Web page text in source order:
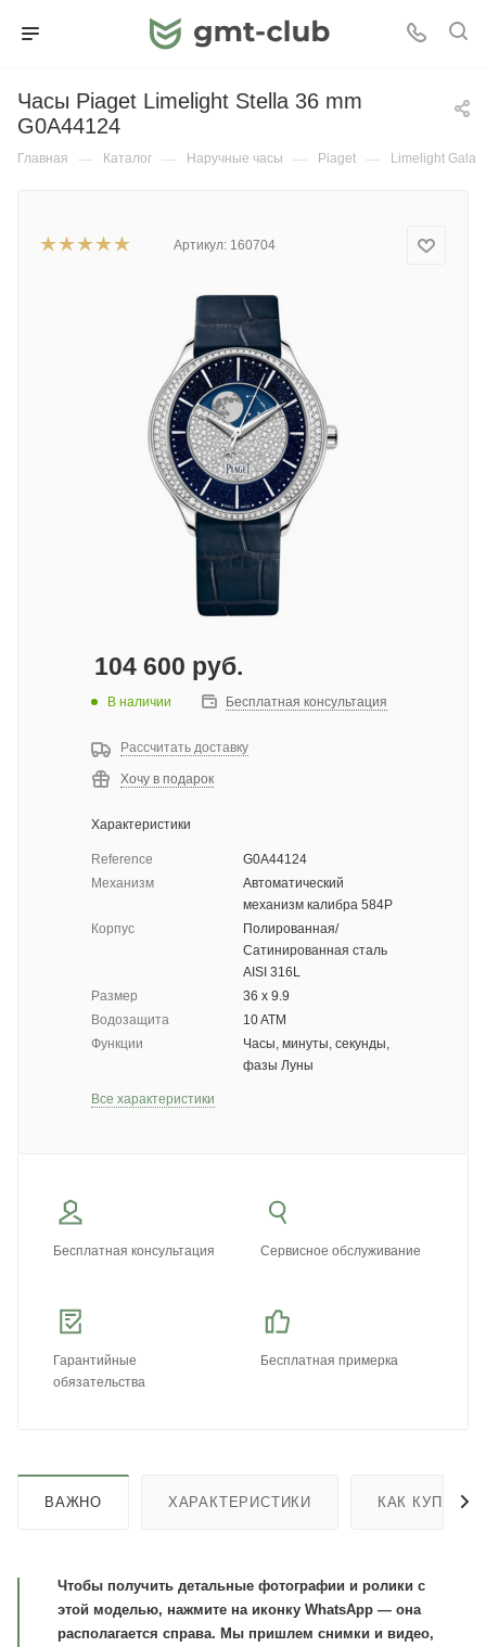
Часы Piaget Limelight Stella 36 mm
G0A44124
Главная — Каталог — Наручные часы — Piaget — Limelight Gala
Артикул: 160704
104 600 руб.
В наличии Бесплатная консультация
Рассчитать доставку
Хочу в подарок
Характеристики
Reference
G0A44124
Механизм
Автоматический
механизм калибра 584P
Корпус
Полированная/
Сатинированная сталь
AISI 316L
Размер
36 х 9.9
Водозащита
10 ATM
Функции
Часы, минуты, секунды,
фазы Луны
Все характеристики
Бесплатная консультация Сервисное обслуживание
Гарантийные
обязательства
Бесплатная примерка
ВАЖНО ХАРАКТЕРИСТИКИ КАК КУПИТЬ
Чтобы получить детальные фотографии и ролики с
этой моделью, нажмите на иконку WhatsApp — она
располагается справа. Мы пришлем снимки и видео,